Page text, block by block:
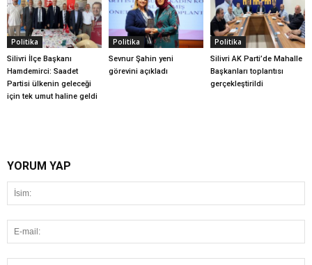
Politika
Silivri İlçe Başkanı
Hamdemirci: Saadet
Partisi ülkenin geleceği
için tek umut haline geldi
Politika
Sevnur Şahin yeni
görevini açıkladı
Politika
Silivri AK Parti’de Mahalle
Başkanları toplantısı
gerçekleştirildi
YORUM YAP